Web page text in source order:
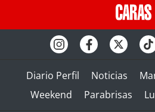
Diario Perfil Noticias
Weekend
Parabrisas